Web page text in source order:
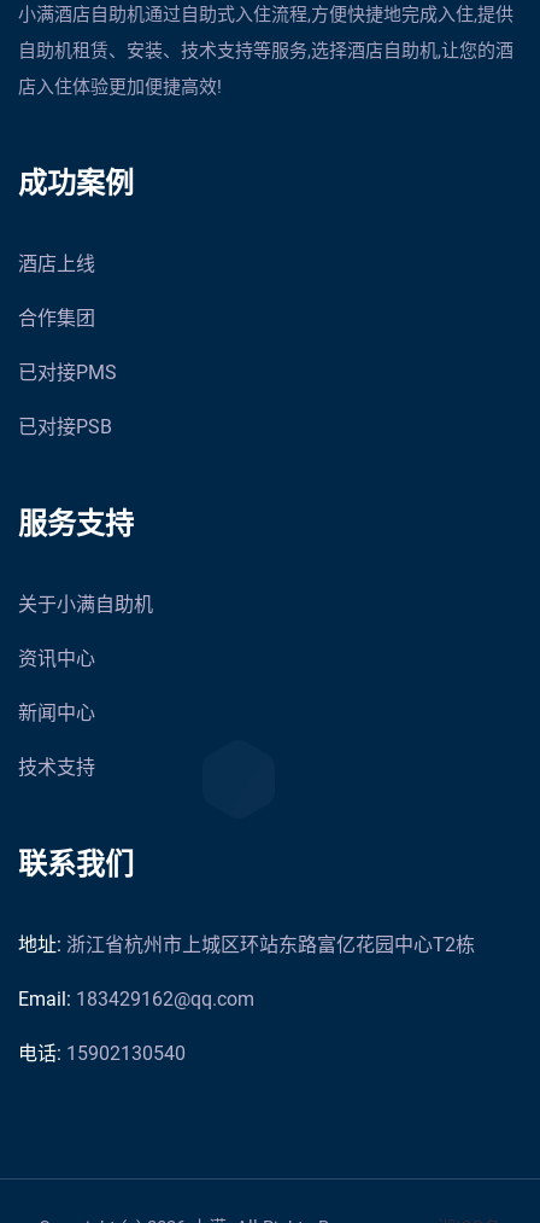
小满酒店自助机通过自助式入住流程,方便快捷地完成入住,提供
自助机租赁、安装、技术支持等服务,选择酒店自助机,让您的酒
店入住体验更加便捷高效!
成功案例
酒店上线
合作集团
已对接PMS
已对接PSB
服务支持
关于小满自助机
资讯中心
新闻中心
技术支持
联系我们
地址: 浙江省杭州市上城区环站东路富亿花园中心T2栋
Email: 183429162@qq.com
电话: 15902130540